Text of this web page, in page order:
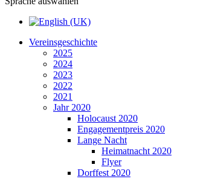
Vereinsgeschichte
2025
2024
2023
2022
2021
Jahr 2020
Holocaust 2020
Engagementpreis 2020
Lange Nacht
Heimatnacht 2020
Flyer
Dorffest 2020